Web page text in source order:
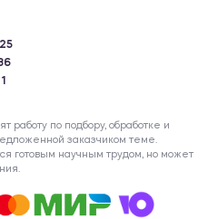
работу по подбору, обработке и
заказчиком теме.
готовым научным трудом, но может